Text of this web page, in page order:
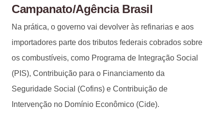
Campanato/Agência Brasil
Na prática, o governo vai devolver às refinarias e aos
importadores parte dos tributos federais cobrados sobre
os combustíveis, como Programa de Integração Social
(PIS), Contribuição para o Financiamento da
Seguridade Social (Cofins) e Contribuição de
Intervenção no Domínio Econômico (Cide).